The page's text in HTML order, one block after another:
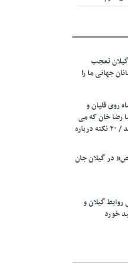
حمایتی
مشخص شد
از مراجع رسمی
ایران و
کشاورزان
تعجب
جهانی ما را
روی قلیان و
رضا خان که می
رفت همه شاد بودند / ۲۰ نکته درباره
در گیلان جان
روابط گیلان و
خورد